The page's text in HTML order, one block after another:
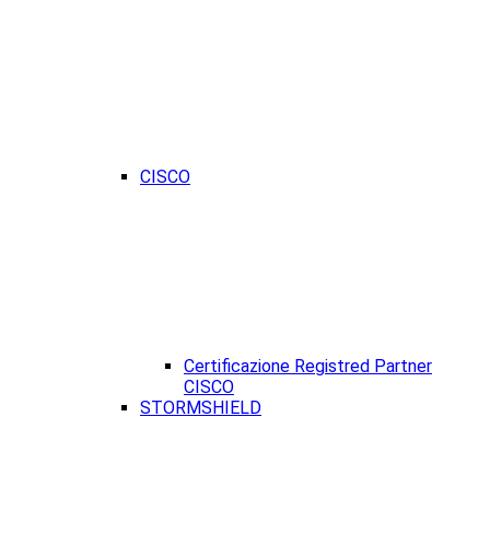
CISCO
Certificazione Registred Partner
CISCO
STORMSHIELD